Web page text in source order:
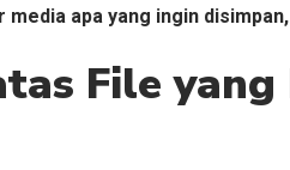
media apa yang ingin
File yang